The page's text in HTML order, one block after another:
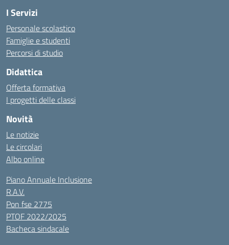
I Servizi
Personale scolastico
Famiglie e studenti
Percorsi di studio
Didattica
Offerta formativa
I progetti delle classi
Novità
Le notizie
Le circolari
Albo online
Piano Annuale Inclusione
R.A.V.
Pon fse 2775
PTOF 2022/2025
Bacheca sindacale